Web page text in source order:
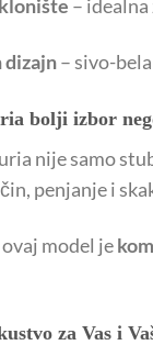
–
dizajn– sivo-
bolji izbor
nije samo
penjanje i
model je
za Vas i